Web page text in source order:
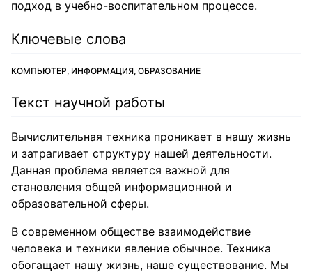
подход в учебно-воспитательном процессе.
Ключевые слова
КОМПЬЮТЕР, ИНФОРМАЦИЯ, ОБРАЗОВАНИЕ
Текст научной работы
Вычислительная техника проникает в нашу жизнь
и затрагивает структуру нашей деятельности.
Данная проблема является важной для
становления общей информационной и
образовательной сферы.
В современном обществе взаимодействие
человека и техники явление обычное. Техника
обогащает нашу жизнь, наше существование. Мы